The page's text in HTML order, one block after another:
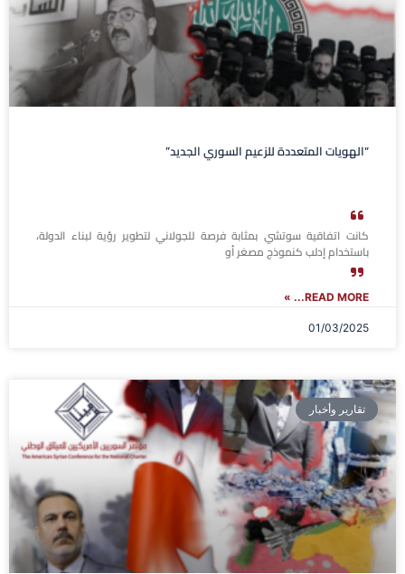
“الهويات المتعددة للزعيم السوري الجديد”
كانت اتفاقية سوتشي بمثابة فرصة للجولاني لتطوير رؤية لبناء الدولة،
باستخدام إدلب كنموذج مصغر أو
READ MORE... »
01/03/2025
تقارير وأخبار